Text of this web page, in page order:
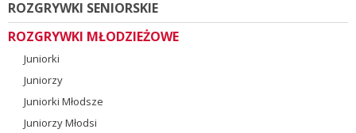
ROZGRYWKI SENIORSKIE
ROZGRYWKI MŁODZIEŻOWE
Juniorki
Juniorzy
Juniorki Młodsze
Juniorzy Młodsi